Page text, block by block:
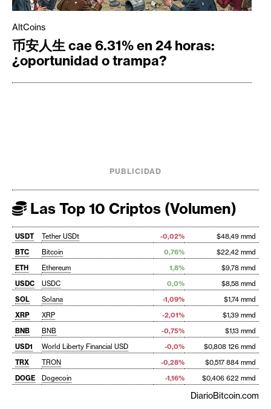
AltCoins
币安人生 cae 6.31% en 24 horas:
¿oportunidad o trampa?
PUBLICIDAD
Las Top 10 Criptos (Volumen)
USDT Tether USDt -0,02%
$48,49 mmd
BTC
Bitcoin 0,76%
$22,42 mmd
ETH
Ethereum 1,8%
$9,78 mmd
USDC
USDC 0,0%
$8,58 mmd
SOL
Solana -1,09%
$1,74 mmd
XRP
XRP -2,01%
$1,39 mmd
BNB
BNB -0,75%
$1,13 mmd
USD1
World Liberty Financial USD -0,0%
$0,808 126 mmd
TRX
TRON -0,28%
$0,517 884 mmd
DOGE
Dogecoin -1,16% $0,406 622 mmd
DiarioBitcoin.com